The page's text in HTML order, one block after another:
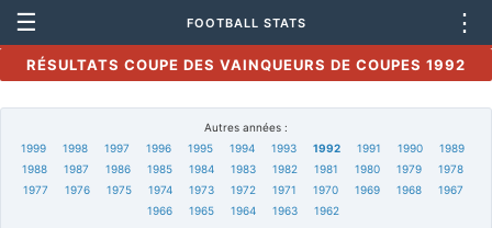
☰ FOOTBALL STATS ⋮
RÉSULTATS COUPE DES VAINQUEURS DE COUPES 1992
Autres années :
1999
1998 1997 1996 1995 1994 1993 1992 1991 1990
1989
1988
1987 1986 1985 1984 1983 1982 1981 1980 1979
1978
1977
1976 1975 1974 1973 1972 1971 1970 1969 1968
1967
1966
1965 1964 1963 1962